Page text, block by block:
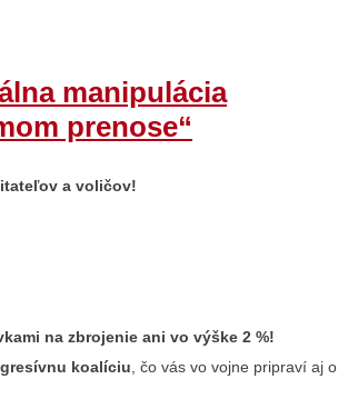
manipulácia
prenose“
a voličov!
na zbrojenie ani vo výške 2 %!
koalíciu , čo vás vo vojne pripraví aj o